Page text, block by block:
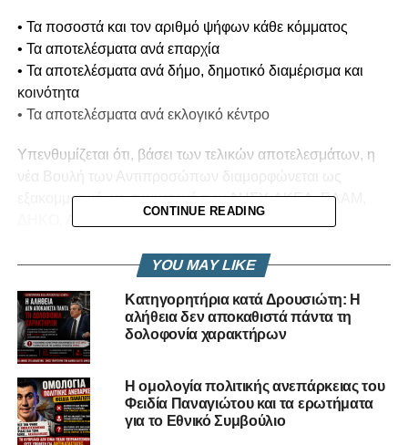
• Τα ποσοστά και τον αριθμό ψήφων κάθε κόμματος
• Τα αποτελέσματα ανά επαρχία
• Τα αποτελέσματα ανά δήμο, δημοτικό διαμέρισμα και
κοινότητα
• Τα αποτελέσματα ανά εκλογικό κέντρο
Υπενθυμίζεται ότι, βάσει των τελικών αποτελεσμάτων, η
νέα Βουλή των Αντιπροσώπων διαμορφώνεται ως
εξακομματική, με συμμετοχή των ΔΗΣΥ, ΑΚΕΛ, ΕΛΑΜ,
ΔΗΚΟ, ΑΛΜΑ και Άμεσης Δημοκρατίας.
Σε επίπεδο εδρών, ο ΔΗΣΥ αναδείχθηκε πρώτη πολιτική
δύναμη με 17 έδρες, ακολουθεί το ΑΚΕΛ με 15, ενώ
ΕΛΑΜ και ΔΗΚΟ εξασφάλισαν από 8 έδρες. Το ΑΛΜΑ και
η Άμεση Δημοκρατία κατέλαβαν από 4 έδρες έκαστο.
RELATED TOPICS:
ΑΠΟΤΕΛΈΣΜΑΤΑ ΕΚΛΟΓΏΝ
ΒΟΥΛΉ ΑΝΤΙΠΡΟΣΏΠΩΝ
ΔΗΚΟ
ΔΗΣΥ
ΕΚΛΟΓΈΣ ΚΎΠΡΟΥ 2026
ΕΚΛΟΓΙΚΆ ΑΠΟΤΕΛΈΣΜΑΤΑ
ΕΛΑΜ
ΚΑΤΑΝΟΜΉ ΕΔΡΏΝ
ΚΎΠΡΟΣ
CONTINUE READING
YOU MAY LIKE
Κατηγορητήρια κατά Δρουσιώτη: Η
αλήθεια δεν αποκαθιστά πάντα τη
δολοφονία χαρακτήρων
Η ομολογία πολιτικής ανεπάρκειας του
Φειδία Παναγιώτου και τα ερωτήματα
για το Εθνικό Συμβούλιο